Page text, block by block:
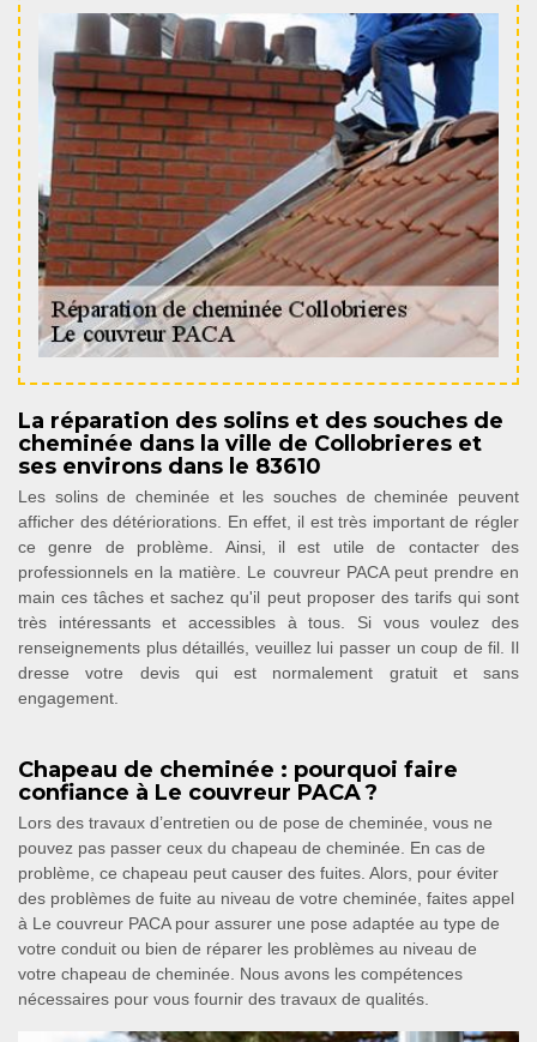
La réparation des solins et des souches de
cheminée dans la ville de Collobrieres et
ses environs dans le 83610
Les solins de cheminée et les souches de cheminée peuvent
afficher des détériorations. En effet, il est très important de régler
ce genre de problème. Ainsi, il est utile de contacter des
professionnels en la matière. Le couvreur PACA peut prendre en
main ces tâches et sachez qu'il peut proposer des tarifs qui sont
très intéressants et accessibles à tous. Si vous voulez des
renseignements plus détaillés, veuillez lui passer un coup de fil. Il
dresse votre devis qui est normalement gratuit et sans
engagement.
Chapeau de cheminée : pourquoi faire
confiance à Le couvreur PACA ?
Lors des travaux d’entretien ou de pose de cheminée, vous ne
pouvez pas passer ceux du chapeau de cheminée. En cas de
problème, ce chapeau peut causer des fuites. Alors, pour éviter
des problèmes de fuite au niveau de votre cheminée, faites appel
à Le couvreur PACA pour assurer une pose adaptée au type de
votre conduit ou bien de réparer les problèmes au niveau de
votre chapeau de cheminée. Nous avons les compétences
nécessaires pour vous fournir des travaux de qualités.